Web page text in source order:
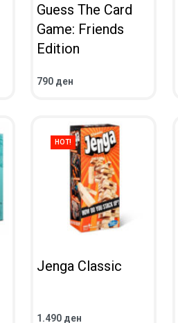
Guess The Card
Game: Friends
Edition
790 ден
ВО КОШНИЧКА
HOT!
Jenga Classic
1.490 ден